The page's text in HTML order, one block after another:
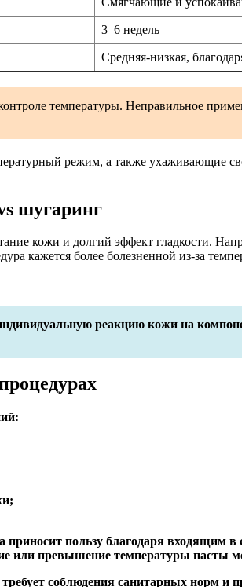
3–6 недель
Средняя-низкая,
температуры. Неправильное
режим, а также ухаживающие
шугаринг
кожи и долгий эффект гладкости.
кажется более болезненной из-за
реакцию кожи на
пользу благодаря входящим
или превышение температуры пасты
соблюдения санитарных норм и